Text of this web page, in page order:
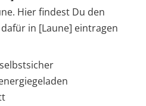
Hier findest Du den
in [Laune] eintragen